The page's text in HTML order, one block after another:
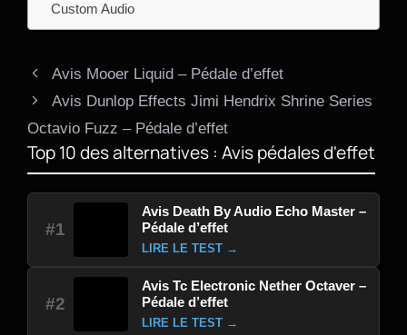
Custom Audio
Avis Mooer Liquid – Pédale d’effet
Avis Dunlop Effects Jimi Hendrix Shrine Series
Octavio Fuzz – Pédale d’effet
Top 10 des alternatives : Avis pédales d'effet
#1
Avis Death By Audio Echo Master –
Pédale d’effet
LIRE LE TEST →
#2
Avis Tc Electronic Nether Octaver –
Pédale d’effet
LIRE LE TEST →